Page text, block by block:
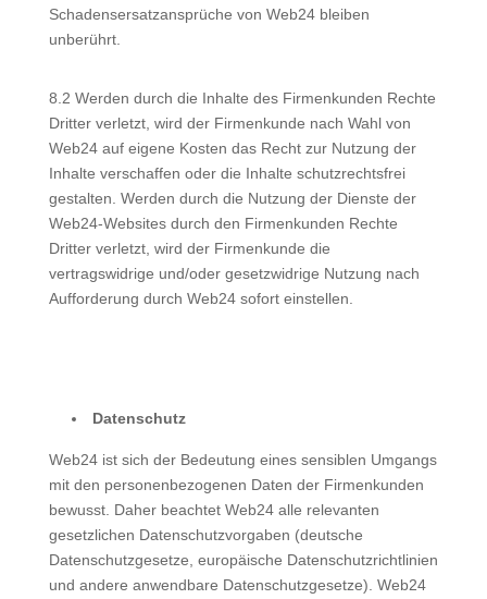
Schadensersatzansprüche von Web24 bleiben
unberührt.
8.2 Werden durch die Inhalte des Firmenkunden Rechte
Dritter verletzt, wird der Firmenkunde nach Wahl von
Web24 auf eigene Kosten das Recht zur Nutzung der
Inhalte verschaffen oder die Inhalte schutzrechtsfrei
gestalten. Werden durch die Nutzung der Dienste der
Web24-Websites durch den Firmenkunden Rechte
Dritter verletzt, wird der Firmenkunde die
vertragswidrige und/oder gesetzwidrige Nutzung nach
Aufforderung durch Web24 sofort einstellen.
Datenschutz
Web24 ist sich der Bedeutung eines sensiblen Umgangs
mit den personenbezogenen Daten der Firmenkunden
bewusst. Daher beachtet Web24 alle relevanten
gesetzlichen Datenschutzvorgaben (deutsche
Datenschutzgesetze, europäische Datenschutzrichtlinien
und andere anwendbare Datenschutzgesetze). Web24